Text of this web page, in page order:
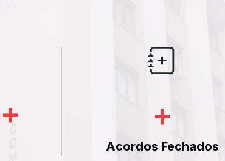
+ +
Acordos Fechados